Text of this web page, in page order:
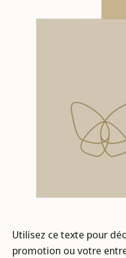
Utilisez ce texte pour
promotion ou votre